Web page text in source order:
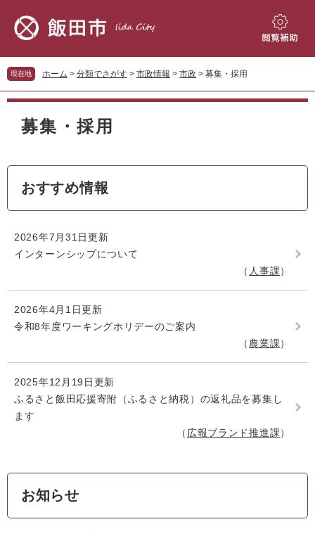
先
頭
を
飛
へ
閲
現在地 ホーム > 分類でさがす > 市政情報 > 市政 > 募集・採用
本
募集・採用
おすすめ情報
2026年7月31日更新
インターンシップについて
人事課
2026年4月1日更新
令和8年度ワーキングホリデーのご案内
農業課
2025年12月19日更新
ふるさと飯田応援寄附（ふるさと納税）の返礼品を募集し
ます
広報ブランド推進課
お知らせ